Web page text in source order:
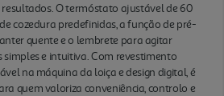
O termóstato ajustável de 60
de cozedura predefinidas, a função de pré-
quente e o lembrete para agitar
e intuitiva. Com revestimento
na máquina da loiça e design digital, é
quem valoriza conveniência, controlo e